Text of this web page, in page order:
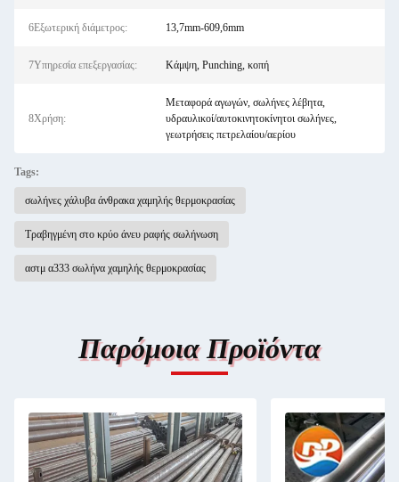
6Εξωτερική διάμετρος: 13,7mm-609,6mm
7Υπηρεσία επεξεργασίας: Κάμψη, Punching, κοπή
8Χρήση:
Μεταφορά αγωγών, σωλήνες λέβητα,
υδραυλικοί/αυτοκινητοκίνητοι σωλήνες,
γεωτρήσεις πετρελαίου/αερίου
Tags:
σωλήνες χάλυβα άνθρακα χαμηλής θερμοκρασίας
Τραβηγμένη στο κρύο άνευ ραφής σωλήνωση
αστμ α333 σωλήνα χαμηλής θερμοκρασίας
Παρόμοια Προϊόντα